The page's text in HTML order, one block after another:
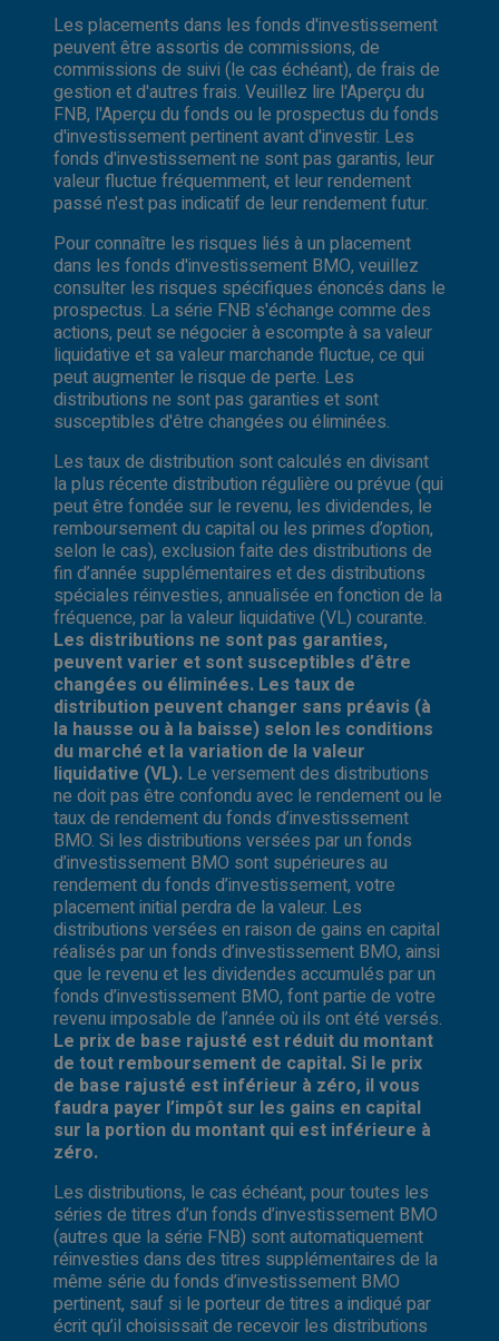
Les placements dans les fonds d'investissement
peuvent être assortis de commissions, de
commissions de suivi (le cas échéant), de frais de
gestion et d'autres frais. Veuillez lire l'Aperçu du
FNB, l'Aperçu du fonds ou le prospectus du fonds
d'investissement pertinent avant d'investir. Les
fonds d'investissement ne sont pas garantis, leur
valeur fluctue fréquemment, et leur rendement
passé n'est pas indicatif de leur rendement futur.
Pour connaître les risques liés à un placement
dans les fonds d'investissement BMO, veuillez
consulter les risques spécifiques énoncés dans le
prospectus. La série FNB s'échange comme des
actions, peut se négocier à escompte à sa valeur
liquidative et sa valeur marchande fluctue, ce qui
peut augmenter le risque de perte. Les
distributions ne sont pas garanties et sont
susceptibles d'être changées ou éliminées.
Les taux de distribution sont calculés en divisant
la plus récente distribution régulière ou prévue (qui
peut être fondée sur le revenu, les dividendes, le
remboursement du capital ou les primes d’option,
selon le cas), exclusion faite des distributions de
fin d’année supplémentaires et des distributions
spéciales réinvesties, annualisée en fonction de la
fréquence, par la valeur liquidative (VL) courante.
Les distributions ne sont pas garanties,
peuvent varier et sont susceptibles d’être
changées ou éliminées. Les taux de
distribution peuvent changer sans préavis (à
la hausse ou à la baisse) selon les conditions
du marché et la variation de la valeur
liquidative (VL). Le versement des distributions
ne doit pas être confondu avec le rendement ou le
taux de rendement du fonds d’investissement
BMO. Si les distributions versées par un fonds
d’investissement BMO sont supérieures au
rendement du fonds d’investissement, votre
placement initial perdra de la valeur. Les
distributions versées en raison de gains en capital
réalisés par un fonds d’investissement BMO, ainsi
que le revenu et les dividendes accumulés par un
fonds d’investissement BMO, font partie de votre
revenu imposable de l’année où ils ont été versés.
Le prix de base rajusté est réduit du montant
de tout remboursement de capital. Si le prix
de base rajusté est inférieur à zéro, il vous
faudra payer l’impôt sur les gains en capital
sur la portion du montant qui est inférieure à
zéro.
Les distributions, le cas échéant, pour toutes les
séries de titres d’un fonds d’investissement BMO
(autres que la série FNB) sont automatiquement
réinvesties dans des titres supplémentaires de la
même série du fonds d’investissement BMO
pertinent, sauf si le porteur de titres a indiqué par
écrit qu’il choisissait de recevoir les distributions